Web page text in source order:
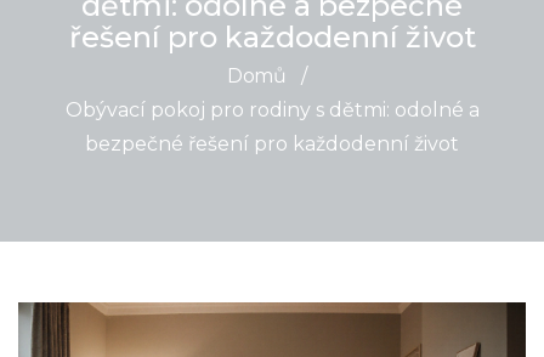
řešení pro každodenní život
Domů
/
Obývací pokoj pro rodiny s dětmi: odolné a
bezpečné řešení pro každodenní život